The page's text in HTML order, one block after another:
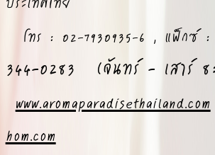
โทร : 02-7930935-6 , แฟ็กซ์ :
344-0283 (จันทร์ - เสาร์
www.aromaparadisethailand.com
hom.com